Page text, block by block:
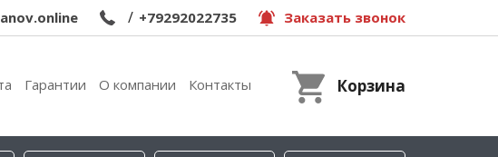
/ +79292022735 Заказать звонок
Гарантии О компании Контакты Корзина